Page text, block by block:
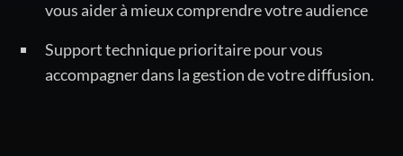
vous aider à mieux comprendre votre audience
Support technique prioritaire pour vous
accompagner dans la gestion de votre diffusion.